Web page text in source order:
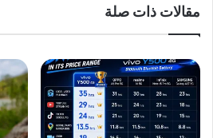
مقالات ذات صلة